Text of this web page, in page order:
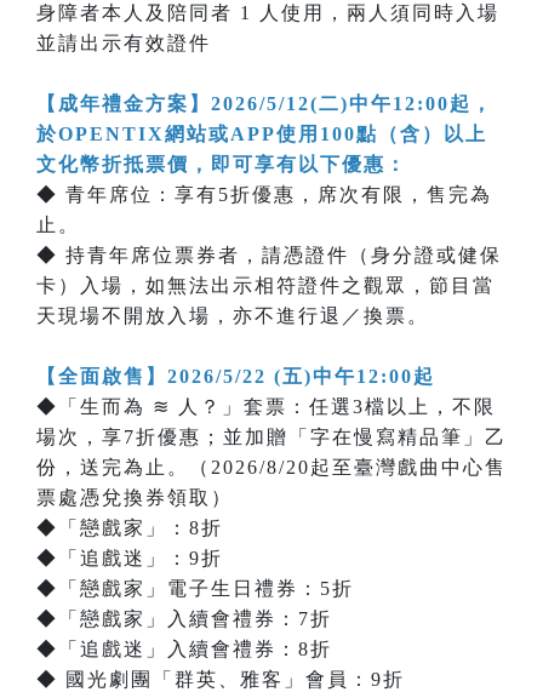
身障者本人及陪同者 1 人使用，兩人須同時入場
並請出示有效證件
【成年禮金方案】2026/5/12(二)中午12:00起，
於OPENTIX網站或APP使用100點（含）以上
文化幣折抵票價，即可享有以下優惠：
◆ 青年席位：享有5折優惠，席次有限，售完為
止。
◆ 持青年席位票券者，請憑證件（身分證或健保
卡）入場，如無法出示相符證件之觀眾，節目當
天現場不開放入場，亦不進行退／換票。
【全面啟售】2026/5/22 (五)中午12:00起
◆「生而為 ≋ 人？」套票：任選3檔以上，不限
場次，享7折優惠；並加贈「字在慢寫精品筆」乙
份，送完為止。（2026/8/20起至臺灣戲曲中心售
票處憑兌換券領取）
◆「戀戲家」：8折
◆「追戲迷」：9折
◆「戀戲家」電子生日禮券：5折
◆「戀戲家」入續會禮券：7折
◆「追戲迷」入續會禮券：8折
◆ 國光劇團「群英、雅客」會員：9折